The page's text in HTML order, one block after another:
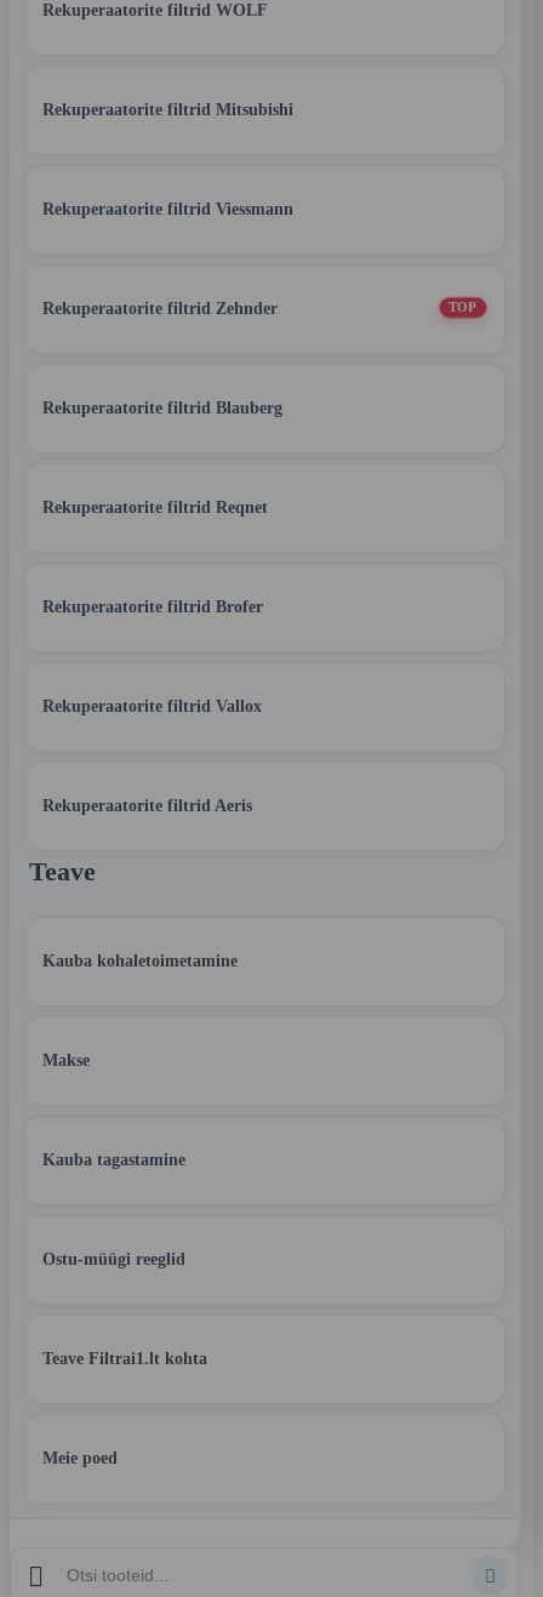
Rekuperaatorite filtrid WOLF
Rekuperaatorite filtrid Mitsubishi
Rekuperaatorite filtrid Viessmann
Rekuperaatorite filtrid Zehnder TOP
Rekuperaatorite filtrid Blauberg
Rekuperaatorite filtrid Reqnet
Rekuperaatorite filtrid Brofer
Rekuperaatorite filtrid Vallox
Rekuperaatorite filtrid Aeris
Teave
Kauba kohaletoimetamine
Makse
Kauba tagastamine
Ostu-müügi reeglid
Teave Filtrai1.lt kohta
Meie poed
 